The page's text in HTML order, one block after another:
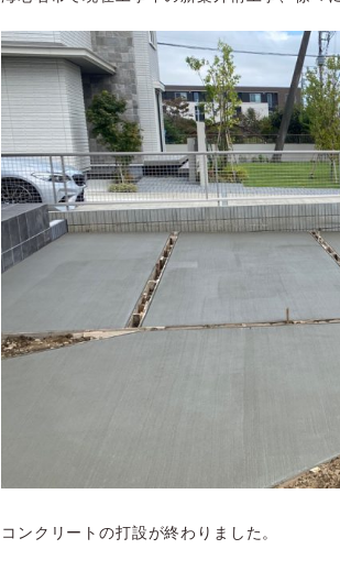
コンクリートの打設が終わりました。